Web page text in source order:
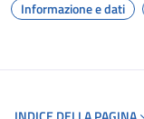
Informazione e dati